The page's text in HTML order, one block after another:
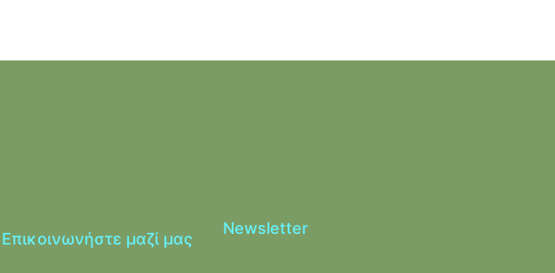
Επικοινωνήστε μαζί μας
Newsletter